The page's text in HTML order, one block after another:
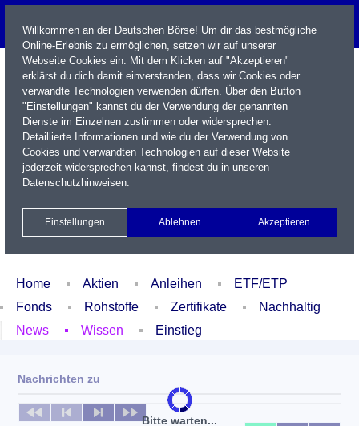
Name / WKN / ISIN / Kürzel
Xetra Realtime
Watchlist Portfolio Login
Home Aktien Anleihen
ETF/ETP
Fonds
Rohstoffe Zertifikate
Nachhaltig
News
Wissen Einstieg
Bitte warten...
Nachrichten zu
Keine News verfügbar
Willkommen an der Deutschen Börse! Um dir das bestmögliche
Online-Erlebnis zu ermöglichen, setzen wir auf unserer
Webseite Cookies ein. Mit dem Klicken auf "Akzeptieren"
erklärst du dich damit einverstanden, dass wir Cookies oder
verwandte Technologien verwenden dürfen. Über den Button
"Einstellungen" kannst du der Verwendung der genannten
Dienste im Einzelnen zustimmen oder widersprechen.
Detaillierte Informationen und wie du der Verwendung von
Cookies und verwandten Technologien auf dieser Website
jederzeit widersprechen kannst, findest du in unseren
Datenschutzhinweisen.
Einstellungen Ablehnen Akzeptieren